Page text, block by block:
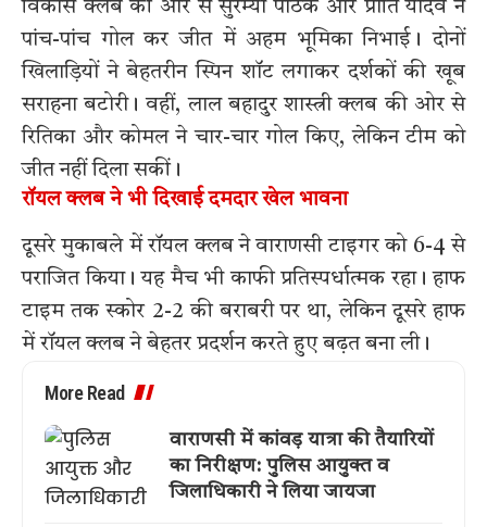
विकास क्लब की ओर से सुरम्या पाठक और प्रीति यादव ने
पांच-पांच गोल कर जीत में अहम भूमिका निभाई। दोनों
खिलाड़ियों ने बेहतरीन स्पिन शॉट लगाकर दर्शकों की खूब
सराहना बटोरी। वहीं, लाल बहादुर शास्त्री क्लब की ओर से
रितिका और कोमल ने चार-चार गोल किए, लेकिन टीम को
जीत नहीं दिला सकीं।
रॉयल क्लब ने भी दिखाई दमदार खेल भावना
दूसरे मुकाबले में रॉयल क्लब ने वाराणसी टाइगर को 6-4 से
पराजित किया। यह मैच भी काफी प्रतिस्पर्धात्मक रहा। हाफ
टाइम तक स्कोर 2-2 की बराबरी पर था, लेकिन दूसरे हाफ
में रॉयल क्लब ने बेहतर प्रदर्शन करते हुए बढ़त बना ली।
More Read
वाराणसी में कांवड़ यात्रा की तैयारियों
का निरीक्षण: पुलिस आयुक्त व
जिलाधिकारी ने लिया जायजा